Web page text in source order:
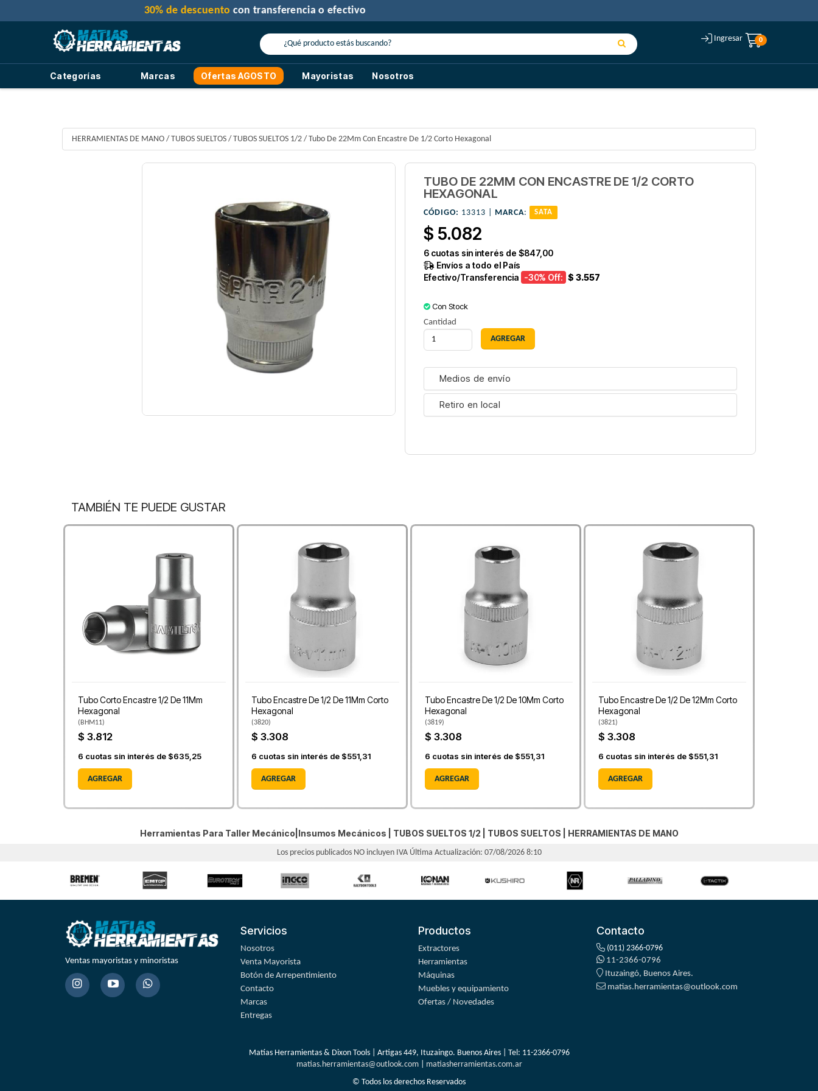
Ingresar 0
Categorías Marcas Ofertas AGOSTO Mayoristas Nosotros
30% de descuento
HERRAMIENTAS DE MANO / TUBOS SUELTOS / TUBOS SUELTOS 1/2 / Tubo De 22Mm Con Encastre De 1/2 Corto Hexagonal
TUBO DE 22MM CON ENCASTRE DE 1/2 CORTO
HEXAGONAL
CÓDIGO: 13313 | MARCA: SATA
$ 5.082
6cuotas sin interés de $847,00
Envíos a todo el País
Efectivo/Transferencia -30% Off: $ 3.557
Con Stock
Cantidad
Medios de envío
Retiro en local
TAMBIÉN TE PUEDE GUSTAR
Tubo Corto Encastre 1/2 De 11Mm
Hexagonal
( BHM11)
$ 3.812
6 cuotas sin interés de $635,25
AGREGAR
Tubo Encastre De 1/2 De 11Mm Corto
Hexagonal
(3820)
$ 3.308
6 cuotas sin interés de $551,31
AGREGAR
Tubo Encastre De 1/2 De 10Mm Corto
Hexagonal
(3819)
$ 3.308
6 cuotas sin interés de $551,31
AGREGAR
Tubo Encastre De 1/2 De 12Mm Corto
Hexagonal
(3821)
$ 3.308
6 cuotas sin interés de $551,31
AGREGAR
Herramientas Para Taller Mecánico|Insumos Mecánicos | TUBOS SUELTOS 1/2 TUBOS SUELTOS HERRAMIENTAS DE MANO
Los precios publicados NO incluyen IVA Última Actualización: 07/08/2026 8:10
Ventas mayoristas y minoristas
Servicios
Nosotros
Venta Mayorista
Botón de Arrepentimiento
Contacto
Marcas
Entregas
Productos
Extractores
Herramientas
Máquinas
Muebles y equipamiento
Ofertas / Novedades
Contacto
(011) 2366-0796
11-2366-0796
Ituzaingó, Buenos Aires.
matias.herramientas@outlook.com
Matías Herramientas & Dixon Tools | Artigas 449, Ituzaingo. Buenos Aires | Tel: 11-2366-0796
matias.herramientas@outlook.com| matiasherramientas.com.ar
© Todos los derechos Reservados